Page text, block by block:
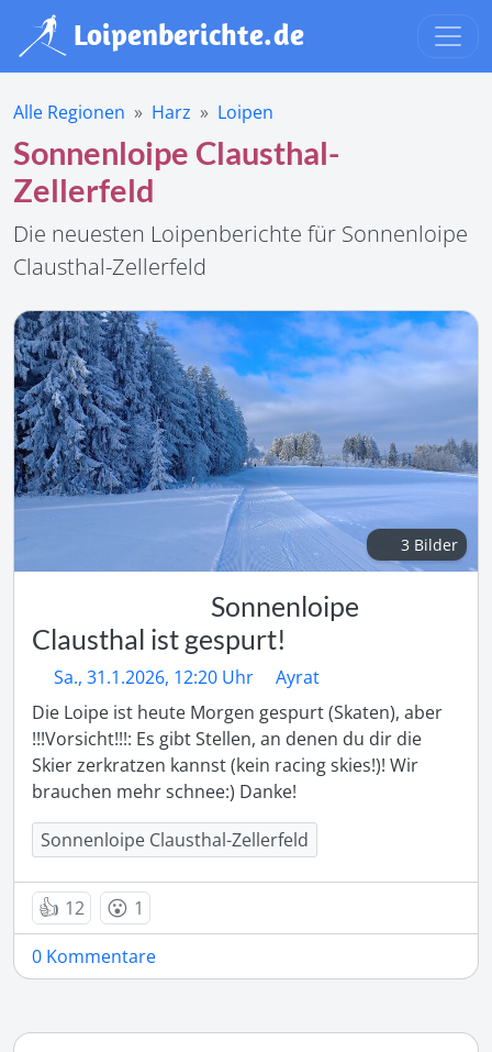
Alle Regionen Harz Loipen
Sonnenloipe Clausthal-
Zellerfeld
Die neuesten Loipenberichte für Sonnenloipe
Clausthal-Zellerfeld
3 Bilder
Sonnenloipe
Clausthal ist gespurt!
Sa., 31.1.2026, 12:20 Uhr
Ayrat
Die Loipe ist heute Morgen gespurt (Skaten), aber
!!!Vorsicht!!!: Es gibt Stellen, an denen du dir die
Skier zerkratzen kannst (kein racing skies!)! Wir
brauchen mehr schnee:) Danke!
Sonnenloipe Clausthal-Zellerfeld
👍 12 😮 1
0 Kommentare